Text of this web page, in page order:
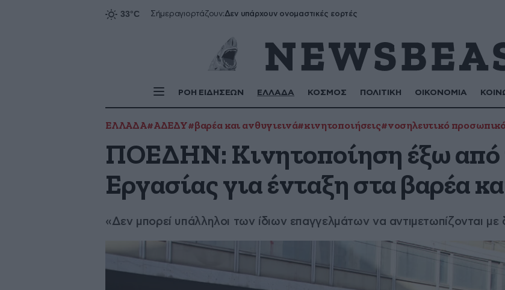
Σήμεραγιορτάζουν:Δεν υπάρχουν ονομαστικές εορτές
ΡΟΗ ΕΙΔΗΣΕΩΝ ΕΛΛΑΔΑ ΚΟΣΜΟΣ ΠΟΛΙΤΙΚΗ ΟΙΚΟΝΟΜΙΑ
ΕΛΛΑΔΑ#ΑΔΕΔΥ#βαρέα και ανθυγιεινά#κινητοποιήσεις#νοσηλευτικό προσωπικό
ΠΟΕΔΗΝ: Κινητοποίηση έξω από
Εργασίας για ένταξη στα βαρέα
«Δεν μπορεί υπάλληλοι των ίδιων επαγγελμάτων να αντιμετωπίζονται με